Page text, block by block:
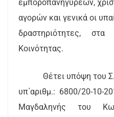
εμποροπανηγύρεων,
αγορών και γενικά οι
δραστηριότητες,
Κοινότητας.
Θέτει υπόψη του
υπ΄αριθμ.: 6800/20-10-
Μαγδαληνής του